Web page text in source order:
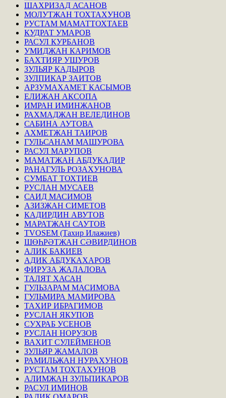
ШАХРИЗАД АСАНОВ
МОЛУТЖАН ТОХТАХУНОВ
РУСТАМ МАМАТТОХТАЕВ
КУДРАТ УМАРОВ
РАСУЛ КУРБАНОВ
УМИДЖАН КАРИМОВ
БАХТИЯР УШУРОВ
ЗУЛЬЯР КАДЫРОВ
ЗУЛПИКАР ЗАИТОВ
АРЗУМАХАМЕТ КАСЫМОВ
ЕЛИЖАН АКСОПА
ИМРАН ИМИНЖАНОВ
РАХМАДЖАН ВЕЛЕДИНОВ
САБИНА АУТОВА
АХМЕТЖАН ТАИРОВ
ГУЛЬСАНАМ МАШУРОВА
РАСУЛ МАРУПОВ
МАМАТЖАН АБДУКАДИР
РАНАГУЛЬ РОЗАХУНОВА
СУМБАТ ТОХТИЕВ
РУСЛАН МУСАЕВ
САИД МАСИМОВ
АЗИЗЖАН СИМЕТОВ
КАДИРДИН АВУТОВ
МАРАТЖАН САУТОВ
TVOSEM (Тахир Илажиев)
ШӨҺРӘТЖАН СӘВИРДИНОВ
АЛИК БАКИЕВ
АДИК АБДУКАХАРОВ
ФИРУЗА ЖАЛАЛОВА
ТАЛЯТ ХАСАН
ГУЛЬЗАРАМ МАСИМОВА
ГУЛЬМИРА МАМИРОВА
ТАХИР ИБРАГИМОВ
РУСЛАН ЯКУПОВ
СУХРАБ УСЕНОВ
РУСЛАН НОРУЗОВ
ВАХИТ СУЛЕЙМЕНОВ
ЗУЛЬЯР ЖАМАЛОВ
РАМИЛЬЖАН НУРАХУНОВ
РУСТАМ ТОХТАХУНОВ
АЛИМЖАН ЗУЛЬПИКАРОВ
РАСУЛ ИМИНОВ